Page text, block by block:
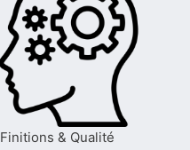
Finitions & Qualité